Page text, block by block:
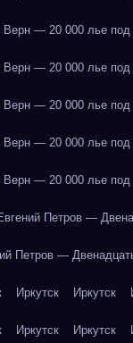
— 20 000 лье под
— 20 000 лье под
— 20 000 лье под
— 20 000 лье под
— 20 000 лье под
Петров —
Петров —
Иркутск Иркутск
Иркутск Иркутск